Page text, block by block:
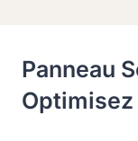
Panneau
Optimisez